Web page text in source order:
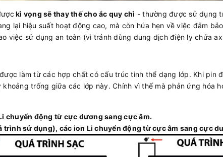
kì vọng sẽ thay thế cho ắc quy chì - thường được sử dụng
lại hiệu suất hoạt động cao, mà còn hứa hẹn về việc đảm
việc sử dụng an toàn (vì tránh dùng dung dịch điện ly chứa
làm từ các hợp chất có cấu trúc tinh thể dạng lớp. Khi pin
trống giữa các lớp này. Chính vì thế mà phản ứng hóa
chuyển động từ cực dương sang cực âm.
trình sử dụng), các ion Li chuyển động từ cực âm sang cực